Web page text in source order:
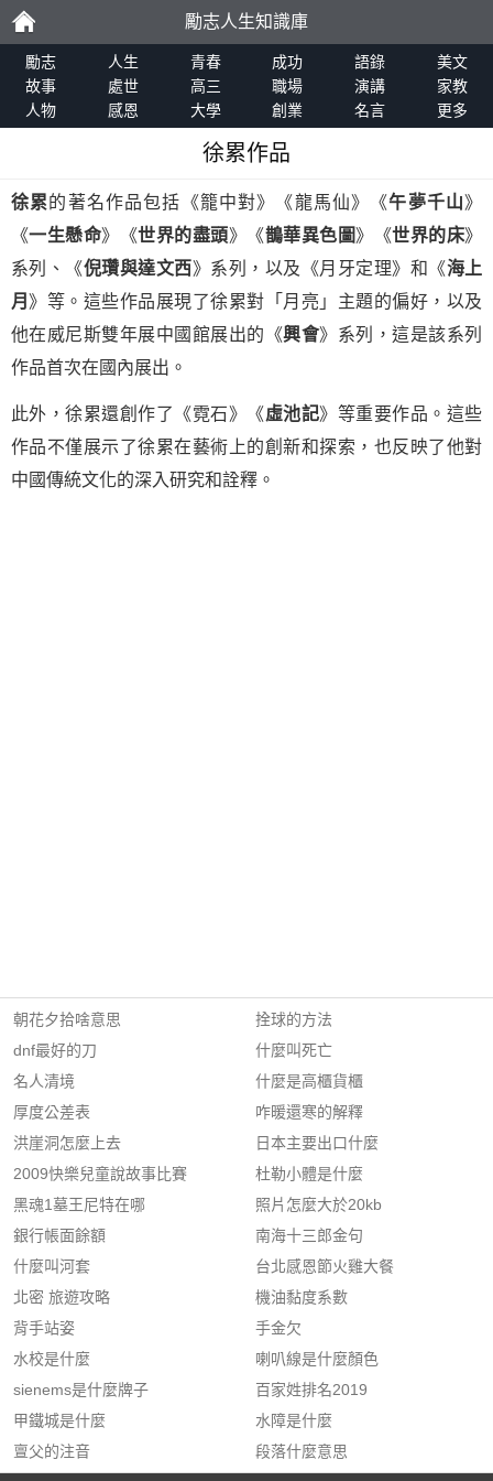
勵
志
勵志人生知識庫
勵志 人生 青春 成功 語錄
美文
故事
處世 高三 職場 演講
家教
人物
感恩 大學 創業 名言 更多
徐累作品
徐累的著名作品包括《籠中對》《龍馬仙》《午夢千山》
《一生懸命》《世界的盡頭》《鵲華異色圖》《世界的床》
系列、《倪瓚與達文西》系列，以及《月牙定理》和《海上
月 》等。這些作品展現了徐累對「月亮」主題的偏好，以及
他在威尼斯雙年展中國館展出的《興會》系列，這是該系列
作品首次在國內展出。
此外，徐累還創作了《霓石》《虛池記》等重要作品。這些
作品不僅展示了徐累在藝術上的創新和探索，也反映了他對
中國傳統文化的深入研究和詮釋。
朝花夕拾啥意思
dnf最好的刀
名人清境
厚度公差表
洪崖洞怎麼上去
2009快樂兒童說故事比賽
黑魂1墓王尼特在哪
銀行帳面餘額
什麼叫河套
北密 旅遊攻略
背手站姿
水校是什麼
sienems是什麼牌子
甲鐵城是什麼
亶父的注音
拴球的方法
什麼叫死亡
什麼是高櫃貨櫃
咋暖還寒的解釋
日本主要出口什麼
杜勒小體是什麼
照片怎麼大於20kb
南海十三郎金句
台北感恩節火雞大餐
機油黏度系數
手金欠
喇叭線是什麼顏色
百家姓排名2019
水障是什麼
段落什麼意思